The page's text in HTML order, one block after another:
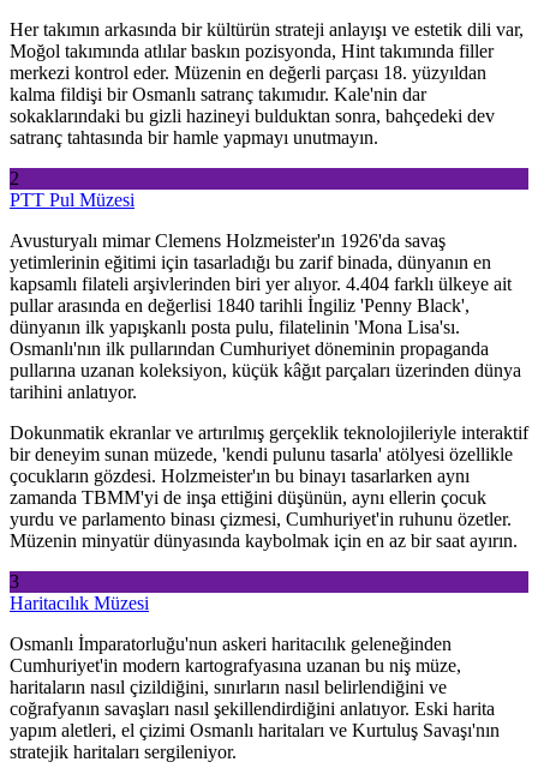
Her takımın arkasında bir kültürün strateji anlayışı ve estetik dili var,
Moğol takımında atlılar baskın pozisyonda, Hint takımında filler
merkezi kontrol eder. Müzenin en değerli parçası 18. yüzyıldan
kalma fildişi bir Osmanlı satranç takımıdır. Kale'nin dar
sokaklarındaki bu gizli hazineyi bulduktan sonra, bahçedeki dev
satranç tahtasında bir hamle yapmayı unutmayın.
2
PTT Pul Müzesi
Avusturyalı mimar Clemens Holzmeister'ın 1926'da savaş
yetimlerinin eğitimi için tasarladığı bu zarif binada, dünyanın en
kapsamlı filateli arşivlerinden biri yer alıyor. 4.404 farklı ülkeye ait
pullar arasında en değerlisi 1840 tarihli İngiliz 'Penny Black',
dünyanın ilk yapışkanlı posta pulu, filatelinin 'Mona Lisa'sı.
Osmanlı'nın ilk pullarından Cumhuriyet döneminin propaganda
pullarına uzanan koleksiyon, küçük kâğıt parçaları üzerinden dünya
tarihini anlatıyor.
Dokunmatik ekranlar ve artırılmış gerçeklik teknolojileriyle interaktif
bir deneyim sunan müzede, 'kendi pulunu tasarla' atölyesi özellikle
çocukların gözdesi. Holzmeister'ın bu binayı tasarlarken aynı
zamanda TBMM'yi de inşa ettiğini düşünün, aynı ellerin çocuk
yurdu ve parlamento binası çizmesi, Cumhuriyet'in ruhunu özetler.
Müzenin minyatür dünyasında kaybolmak için en az bir saat ayırın.
3
Haritacılık Müzesi
Osmanlı İmparatorluğu'nun askeri haritacılık geleneğinden
Cumhuriyet'in modern kartografyasına uzanan bu niş müze,
haritaların nasıl çizildiğini, sınırların nasıl belirlendiğini ve
coğrafyanın savaşları nasıl şekillendirdiğini anlatıyor. Eski harita
yapım aletleri, el çizimi Osmanlı haritaları ve Kurtuluş Savaşı'nın
stratejik haritaları sergileniyor.